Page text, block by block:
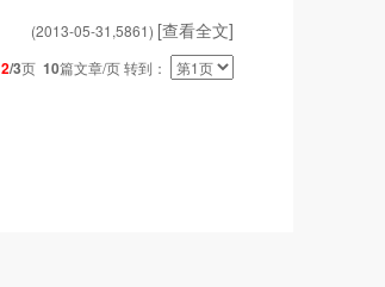
(2013-05-31,5861) [查看全文]
2/3页 10篇文章/页 转到：